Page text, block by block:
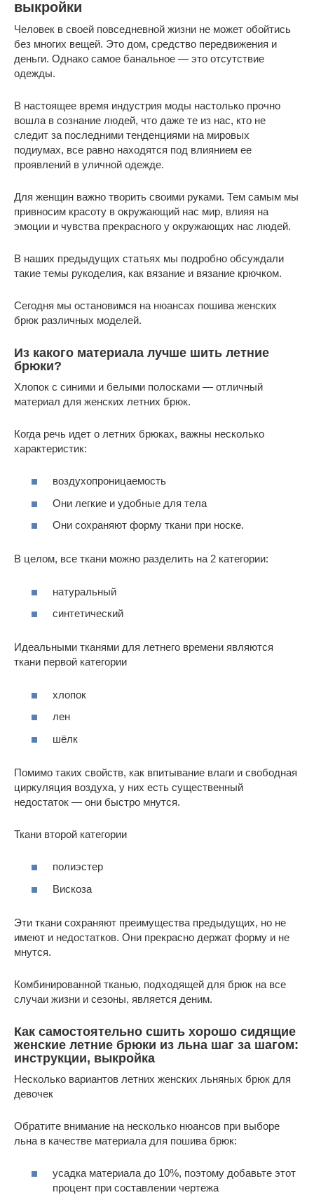
выкройки
Человек в своей повседневной жизни не может обойтись
без многих вещей. Это дом, средство передвижения и
деньги. Однако самое банальное — это отсутствие
одежды.
В настоящее время индустрия моды настолько прочно
вошла в сознание людей, что даже те из нас, кто не
следит за последними тенденциями на мировых
подиумах, все равно находятся под влиянием ее
проявлений в уличной одежде.
Для женщин важно творить своими руками. Тем самым мы
привносим красоту в окружающий нас мир, влияя на
эмоции и чувства прекрасного у окружающих нас людей.
В наших предыдущих статьях мы подробно обсуждали
такие темы рукоделия, как вязание и вязание крючком.
Сегодня мы остановимся на нюансах пошива женских
брюк различных моделей.
Из какого материала лучше шить летние
брюки?
Хлопок с синими и белыми полосками — отличный
материал для женских летних брюк.
Когда речь идет о летних брюках, важны несколько
характеристик:
воздухопроницаемость
Они легкие и удобные для тела
Они сохраняют форму ткани при носке.
В целом, все ткани можно разделить на 2 категории:
натуральный
синтетический
Идеальными тканями для летнего времени являются
ткани первой категории
хлопок
лен
шёлк
Помимо таких свойств, как впитывание влаги и свободная
циркуляция воздуха, у них есть существенный
недостаток — они быстро мнутся.
Ткани второй категории
полиэстер
Вискоза
Эти ткани сохраняют преимущества предыдущих, но не
имеют и недостатков. Они прекрасно держат форму и не
мнутся.
Комбинированной тканью, подходящей для брюк на все
случаи жизни и сезоны, является деним.
Как самостоятельно сшить хорошо сидящие
женские летние брюки из льна шаг за шагом:
инструкции, выкройка
Несколько вариантов летних женских льняных брюк для
девочек
Обратите внимание на несколько нюансов при выборе
льна в качестве материала для пошива брюк:
усадка материала до 10%, поэтому добавьте этот
процент при составлении чертежа